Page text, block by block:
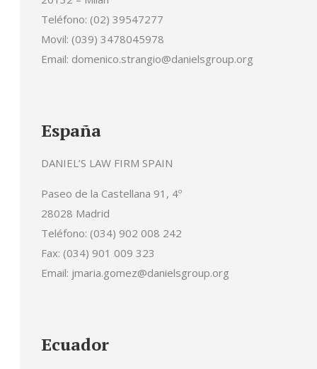
Teléfono: (02) 39547277
Movil: (039) 3478045978
Email: domenico.strangio@danielsgroup.org
España
DANIEL’S LAW FIRM SPAIN
Paseo de la Castellana 91, 4º
28028 Madrid
Teléfono: (034) 902 008 242
Fax: (034) 901 009 323
Email: jmaria.gomez@danielsgroup.org
Ecuador